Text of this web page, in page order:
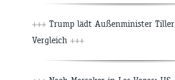
+++ Trump lädt Außenminister
Vergleich +++